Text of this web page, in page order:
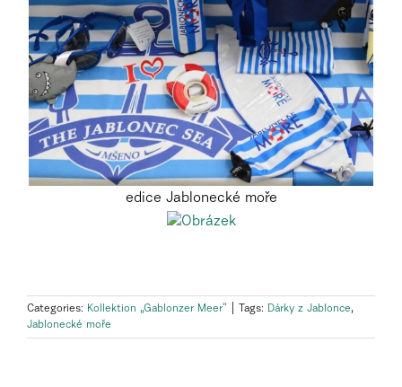
edice Jablonecké moře
Categories: Kollektion „Gablonzer Meer“ Tags: Dárky z Jablonce,
Jablonecké moře